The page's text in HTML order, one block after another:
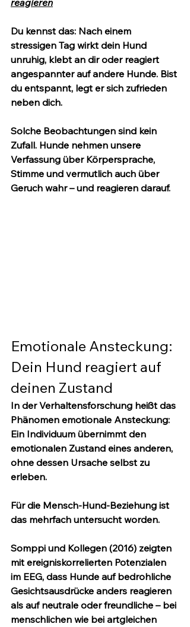
reagieren
Du kennst das: Nach einem
stressigen Tag wirkt dein Hund
unruhig, klebt an dir oder reagiert
angespannter auf andere Hunde. Bist
du entspannt, legt er sich zufrieden
neben dich.
Solche Beobachtungen sind kein
Zufall. Hunde nehmen unsere
Verfassung über Körpersprache,
Stimme und vermutlich auch über
Geruch wahr – und reagieren darauf.
Emotionale Ansteckung:
Dein Hund reagiert auf
deinen Zustand
In der Verhaltensforschung heißt das
Phänomen emotionale Ansteckung:
Ein Individuum übernimmt den
emotionalen Zustand eines anderen,
ohne dessen Ursache selbst zu
erleben.
Für die Mensch-Hund-Beziehung ist
das mehrfach untersucht worden.
Somppi und Kollegen (2016) zeigten
mit ereigniskorrelierten Potenzialen
im EEG, dass Hunde auf bedrohliche
Gesichtsausdrücke anders reagieren
als auf neutrale oder freundliche – bei
menschlichen wie bei artgleichen